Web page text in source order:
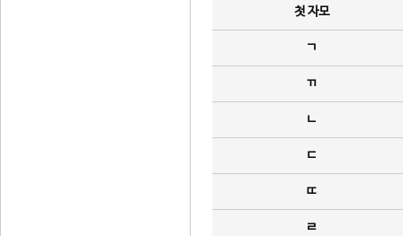
첫 자모
ㄱ
ㄲ
ㄴ
ㄷ
ㄸ
ㄹ